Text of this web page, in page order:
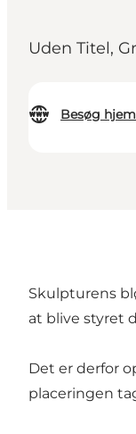
Uden Titel,
Besøg
Skulpturens
at blive styret
Det er derfor
placeringen